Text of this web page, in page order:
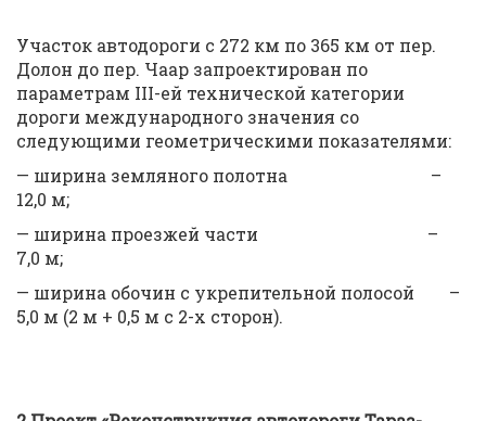
Участок автодороги с 272 км по 365 км от пер.
Долон до пер. Чаар запроектирован по
параметрам III-ей технической категории
дороги международного значения со
следующими геометрическими показателями:
— ширина земляного полотна –
12,0 м;
— ширина проезжей части –
7,0 м;
— ширина обочин с укрепительной полосой –
5,0 м (2 м + 0,5 м с 2-х сторон).